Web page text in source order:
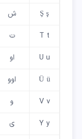
Ş ş
ش
T t
ت
U u
او
Ü ü
اوو
V v
و
Y y
ی